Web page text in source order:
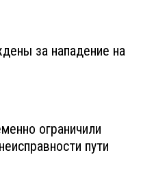
за нападение на
ограничили
пути